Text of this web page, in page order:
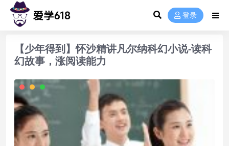
登录
【少年得到】怀沙精讲凡尔纳科幻小说-读科
幻故事，涨阅读能力